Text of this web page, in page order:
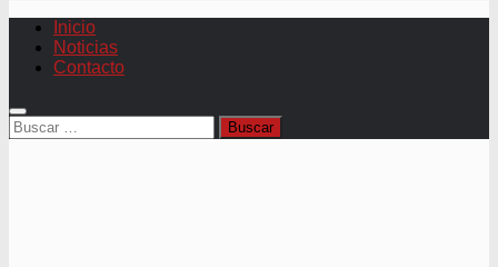
Inicio
Noticias
Contacto
Buscar: